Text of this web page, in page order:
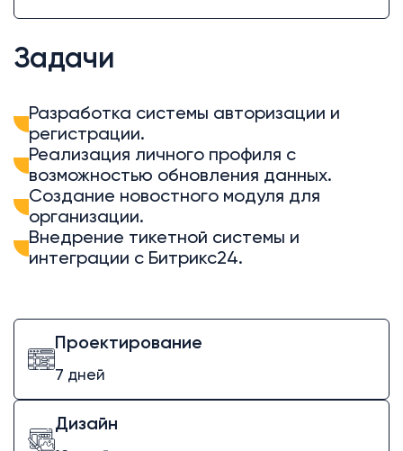
Задачи
Разработка системы авторизации и
регистрации.
Реализация личного профиля с
возможностью обновления данных.
Создание новостного модуля для
организации.
Внедрение тикетной системы и
интеграции с Битрикс24.
Проектирование
7 дней
Дизайн